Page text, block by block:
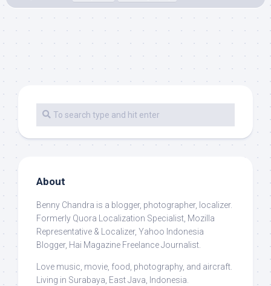
About
Benny Chandra is a blogger, photographer, localizer.
Formerly Quora Localization Specialist, Mozilla
Representative & Localizer, Yahoo Indonesia
Blogger, Hai Magazine Freelance Journalist.
Love music, movie, food, photography, and aircraft.
Living in Surabaya, East Java, Indonesia.